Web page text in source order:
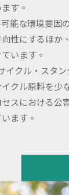
す。
能な環境要因
性にするほか
います。
イクル・スタ
クル原料を少
スにおける公
ます。